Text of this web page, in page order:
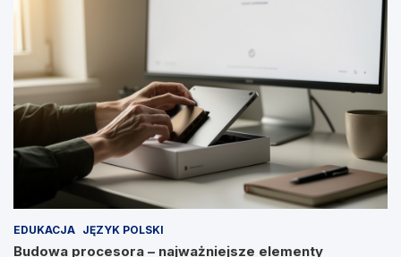
EDUKACJA JĘZYK POLSKI
Budowa procesora – najważniejsze elementy